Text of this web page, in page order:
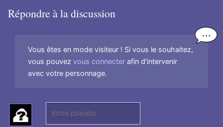
Répondre à la discussion
Vous êtes en mode visiteur ! Si vous le souhaitez,
vous pouvezvous connecter afin d'intervenir
avec votre personnage.